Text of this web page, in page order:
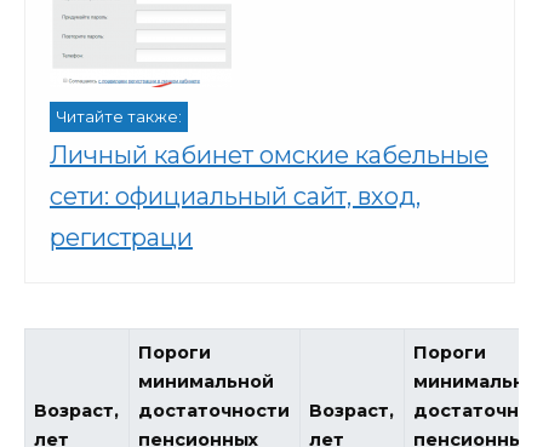
Читайте также:
Личный кабинет омские кабельные
сети: официальный сайт, вход,
регистраци
Возраст,
лет
Пороги
минимальной
достаточности
пенсионных
Возраст,
лет
Пороги
пенсионных